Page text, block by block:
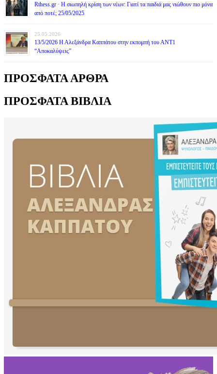
Rthess.gr · Η σιωπηλή κρίση των νέων: Γιατί τα παιδιά μας νιώθουν πιο μόνα
από ποτέ; 25/05/2025
25.05.2026
13/5/2026 Η Αλεξάνδρα Καππάτου στην εκπομπή του ΑΝΤ1
“Αποκαλύψεις”
ΠΡΟΣΦΑΤΑ ΑΡΘΡΑ
ΠΡΟΣΦΑΤΑ ΒΙΒΛΙΑ